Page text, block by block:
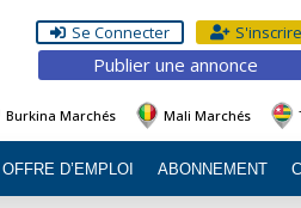
Se Connecter S'inscrire
Publier une annonce
Burkina Marchés Mali Marchés
OFFRE D’EMPLOI ABONNEMENT